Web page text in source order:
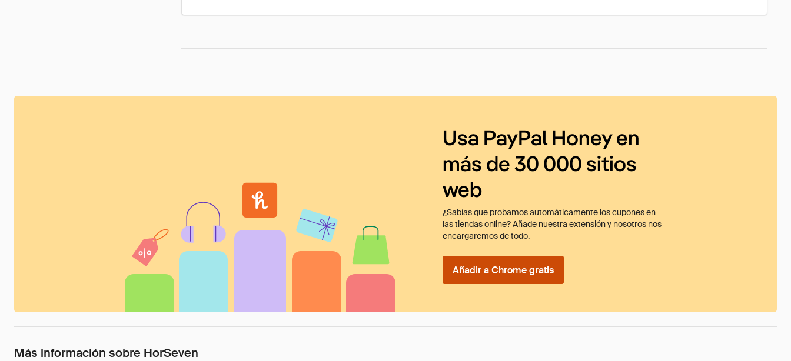
Usa PayPal Honey en
más de 30 000 sitios
web
¿Sabías que probamos automáticamente los cupones en
las tiendas online? Añade nuestra extensión y nosotros nos
encargaremos de todo.
Añadir a Chrome gratis
Más información sobre HorSeven